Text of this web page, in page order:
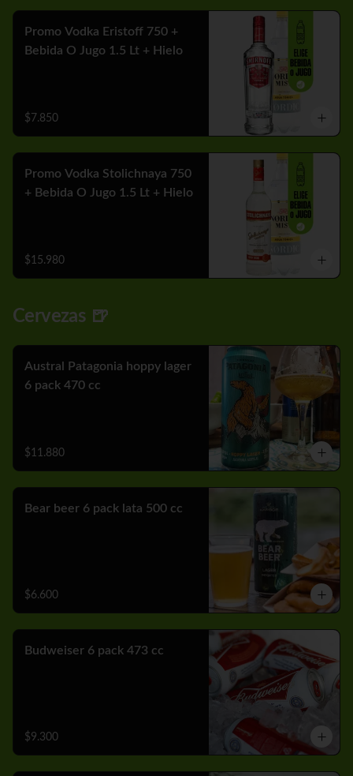
Promo Vodka Eristoff 750 +
Bebida O Jugo 1.5 Lt + Hielo
$7.850
Promo Vodka Stolichnaya 750
+ Bebida O Jugo 1.5 Lt + Hielo
$15.980
Cervezas 🍺
Austral Patagonia hoppy lager
6 pack 470 cc
$11.880
Bear beer 6 pack lata 500 cc
$6.600
Budweiser 6 pack 473 cc
$9.300